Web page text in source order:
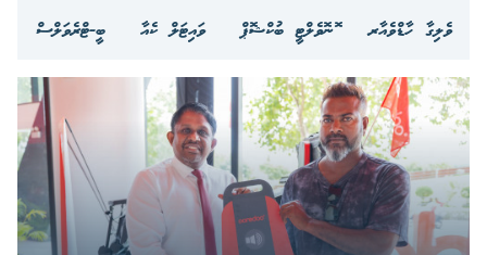
ވެލިގާ ހާޑްވެއާރ
ޮނޮވެލްޓީ ބުކްޝޮޕް ވައިޓަލް ކެއާ ބީ-ޓްރެވަލްސް